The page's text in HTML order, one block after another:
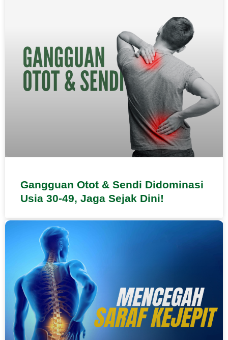
Gangguan Otot & Sendi Didominasi
Usia 30-49, Jaga Sejak Dini!